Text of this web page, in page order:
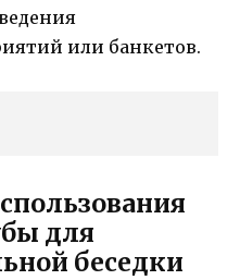
или банкетов.
для
беседки